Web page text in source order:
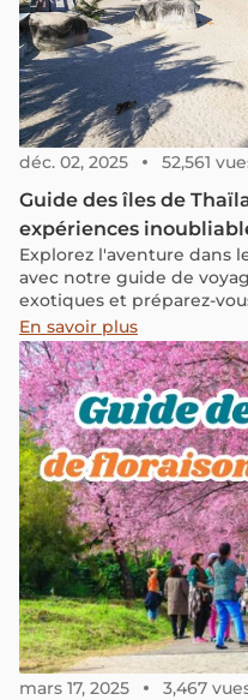
déc. 02, 2025 52,561
Guide des îles de
expériences
Explorez l'aventure dans
avec notre guide de
exotiques et préparez-
En savoir plus
mars 17, 2025 3,467